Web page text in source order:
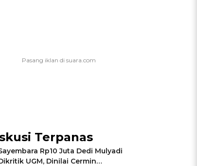
Terpanas
Rp10 Juta Dedi Mulyadi
UGM, Dinilai Cermin